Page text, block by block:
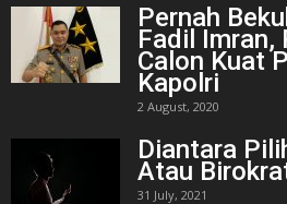
Pernah
Fadil Imran,
Calon Kuat
Kapolri
2 August, 2020
Diantara
Atau
31 July, 2021